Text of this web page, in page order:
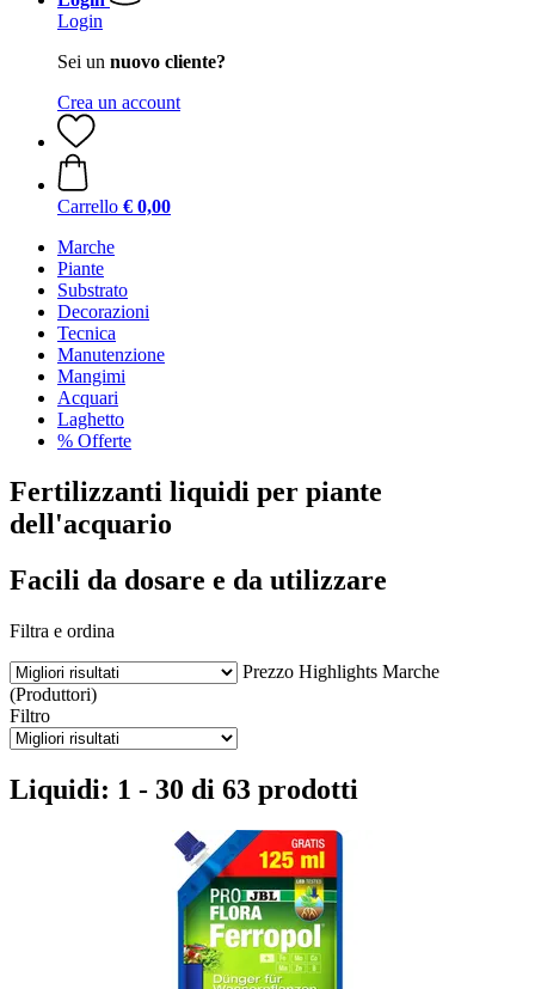
Login
Sei un nuovo cliente?
Crea un account
Carrello € 0,00
Marche
Piante
Substrato
Decorazioni
Tecnica
Manutenzione
Mangimi
Acquari
Laghetto
% Offerte
Fertilizzanti liquidi per piante
dell'acquario
Facili da dosare e da utilizzare
Filtra e ordina
Prezzo Highlights Marche
(Produttori)
Filtro
Liquidi: 1 - 30 di 63 prodotti